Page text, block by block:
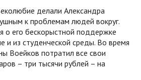
делали Александра
к проблемам людей вокруг.
о его бескорыстной поддержке
и из студенческой среды. Во время
Воейков потратил все свои
– три тысячи рублей – на